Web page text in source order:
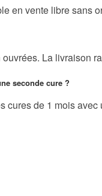
en vente libre sans
La livraison
seconde cure ?
cures de 1 mois